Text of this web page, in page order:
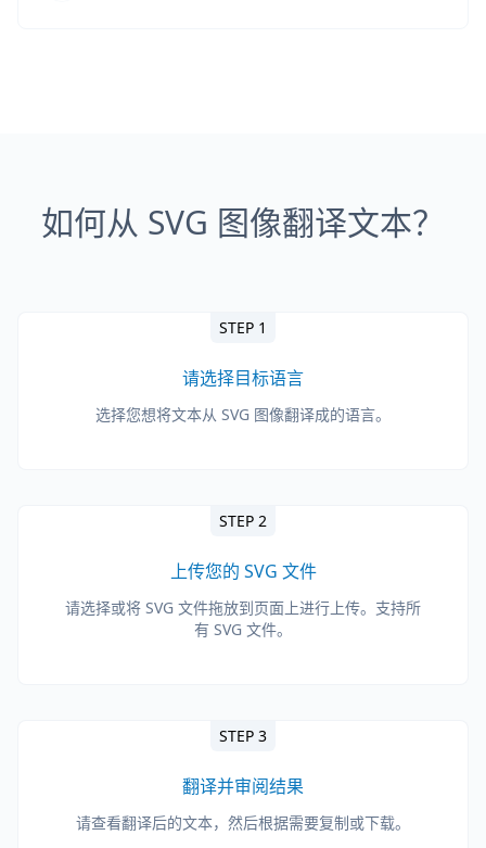
如何从 SVG 图像翻译文本？
STEP 1
请选择目标语言
选择您想将文本从 SVG 图像翻译成的语言。
STEP 2
上传您的 SVG 文件
请选择或将 SVG 文件拖放到页面上进行上传。支持所
有 SVG 文件。
STEP 3
翻译并审阅结果
请查看翻译后的文本，然后根据需要复制或下载。